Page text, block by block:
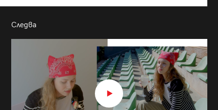
Следва